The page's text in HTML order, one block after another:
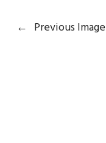
← Previous Image